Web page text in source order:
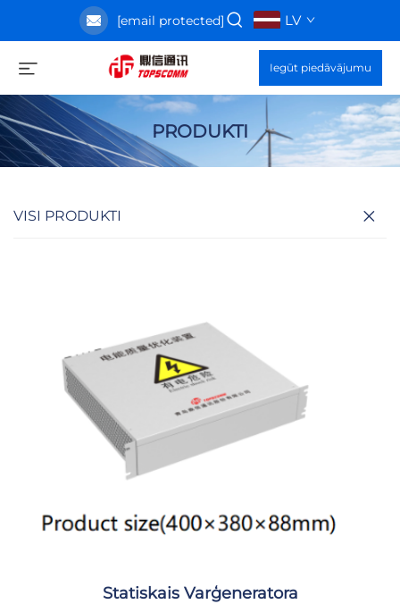
[email protected] LV
Iegūt piedāvājumu
PRODUKTI
VISI PRODUKTI
Statiskais Varģeneratora